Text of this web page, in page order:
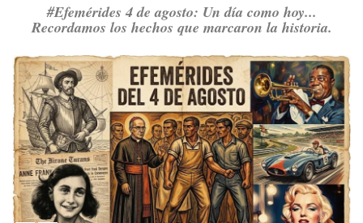
#Efemérides 4 de agosto: Un día como hoy...
Recordamos los hechos que marcaron la historia.